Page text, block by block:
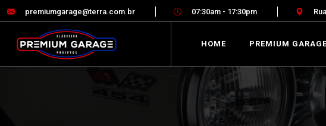
premiumgarage@terra.com.br 07:30am - 17:30pm
HOME PREMIUM